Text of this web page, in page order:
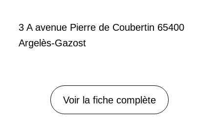
3 A avenue Pierre de Coubertin 65400
Argelès-Gazost
Voir la fiche complète